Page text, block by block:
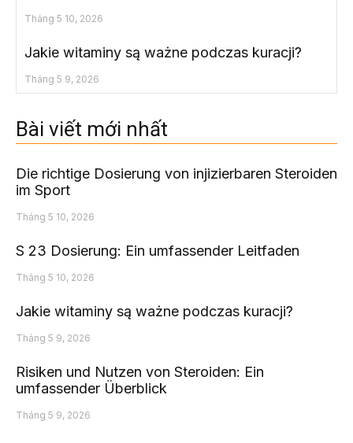
Tháng 5 10, 2026
Jakie witaminy są ważne podczas kuracji?
Tháng 5 9, 2026
Bài viết mới nhất
Die richtige Dosierung von injizierbaren Steroiden
im Sport
Tháng 5 10, 2026
S 23 Dosierung: Ein umfassender Leitfaden
Tháng 5 10, 2026
Jakie witaminy są ważne podczas kuracji?
Tháng 5 9, 2026
Risiken und Nutzen von Steroiden: Ein
umfassender Überblick
Tháng 5 9, 2026